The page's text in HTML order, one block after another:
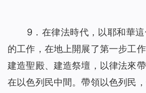
9．在律法時代，以耶和華
的工作，在地上開展了第一步工
建造聖殿、建造祭壇，以律法來
在以色列民中間。帶領以色列民